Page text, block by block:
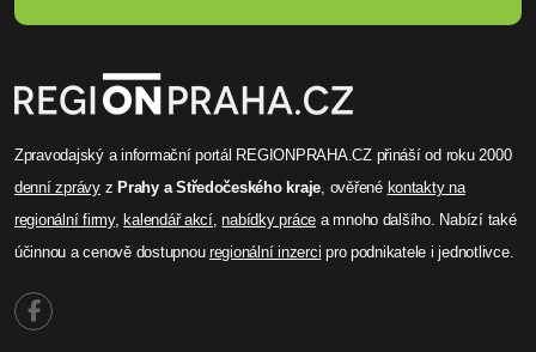
Zpravodajský a informační portál REGIONPRAHA.CZ přináší od roku 2000
denní zprávyz Prahy a Středočeského kraje, ověřené kontakty na
regionální firmy, kalendář akcí,nabídky práce a mnoho dalšího. Nabízí také
účinnou a cenově dostupnou regionální inzerci pro podnikatele i jednotlivce.